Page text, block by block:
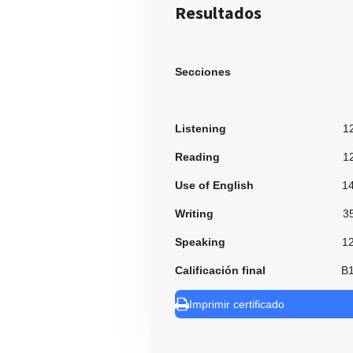
Resultados
Secciones
Listening
Reading
Use of English
Writing
Speaking 12
Calificación final
Imprimir certificado